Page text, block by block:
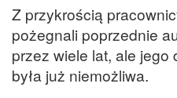
Z przykrością
pożegnali poprzednie
przez wiele lat, ale
była już niemożliwa.